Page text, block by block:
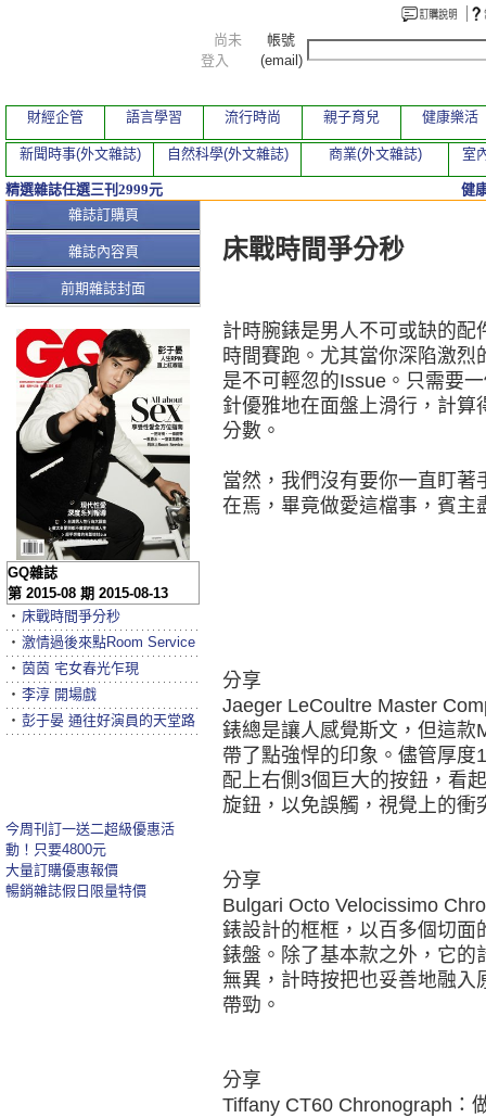
本期文章
床戰時間爭分秒
計時腕錶是男人不可或缺的
時間賽跑。尤其當你深陷激
是不可輕忽的Issue。只需要
針優雅地在面盤上滑行，計
分數。
當然，我們沒有要你一直盯
在焉，畢竟做愛這檔事，賓主
分享
Jaeger LeCoultre Master
錶總是讓人感覺斯文，但這款
帶了點強悍的印象。儘管厚
配上右側3個巨大的按鈕，看
旋鈕，以免誤觸，視覺上的衝
分享
Bulgari Octo Velocissimo
錶設計的框框，以百多個切面
錶盤。除了基本款之外，它的
無異，計時按把也妥善地融
帶勁。
分享
Tiffany CT60 Chronograph：
雜誌訂購頁
雜誌內容頁
前期雜誌封面
GQ雜誌
第 2015-08 期 2015-08-13
‧ 床戰時間爭分秒
‧ 激情過後來點Room Service
‧ 茵茵 宅女春光乍現
‧ 李淳 開場戲
‧ 彭于晏 通往好演員的天堂路
今周刊訂一送二超級優惠活
動！只要4800元
大量訂購優惠報價
暢銷雜誌假日限量特價
尚未
登入
帳號
(email)
財經企管 語言學習 流行時尚 親子育兒 健康樂活
新聞時事(外文雜誌) 自然科學(外文雜誌) 商業(外文雜誌) 室
精選雜誌任選三刊2999元 健